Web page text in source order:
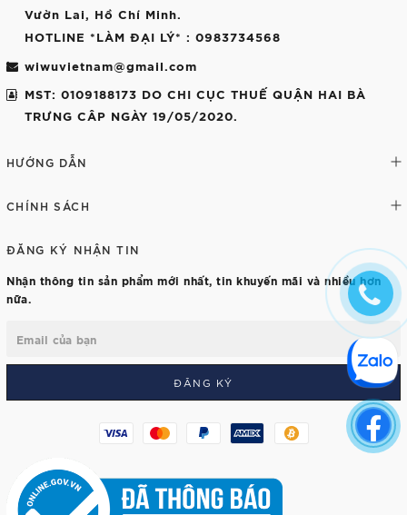
Vườn Lai, Hồ Chí Minh.
HOTLINE *LÀM ĐẠI LÝ* : 0983734568
wiwuvietnam@gmail.com
MST: 0109188173 DO CHI CỤC THUẾ QUẬN HAI BÀ
TRƯNG CÂP NGÀY 19/05/2020.
HƯỚNG DẪN
CHÍNH SÁCH
ĐĂNG KÝ NHẬN TIN
Nhận thông tin sản phẩm mới nhất, tin khuyến mãi và nhiều hơn
nữa.
ĐĂNG KÝ